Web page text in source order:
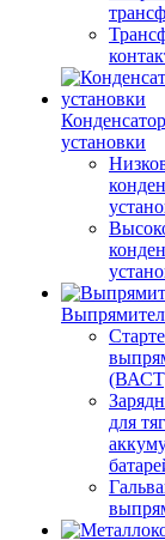
установки
для